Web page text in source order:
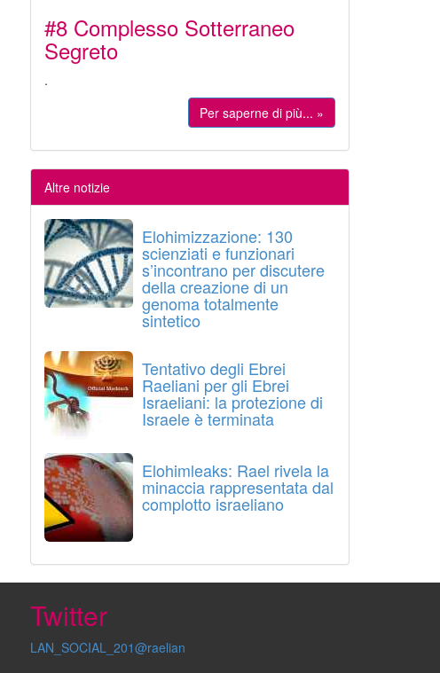
#8 Complesso Sotterraneo
Segreto
.
Per saperne di più... »
Altre notizie
Elohimizzazione: 130
scienziati e funzionari
s’incontrano per discutere
della creazione di un
genoma totalmente
sintetico
Tentativo degli Ebrei
Raeliani per gli Ebrei
Israeliani: la protezione di
Israele è terminata
Elohimleaks: Rael rivela la
minaccia rappresentata dal
complotto israeliano
Twitter
LAN_SOCIAL_201@raelian